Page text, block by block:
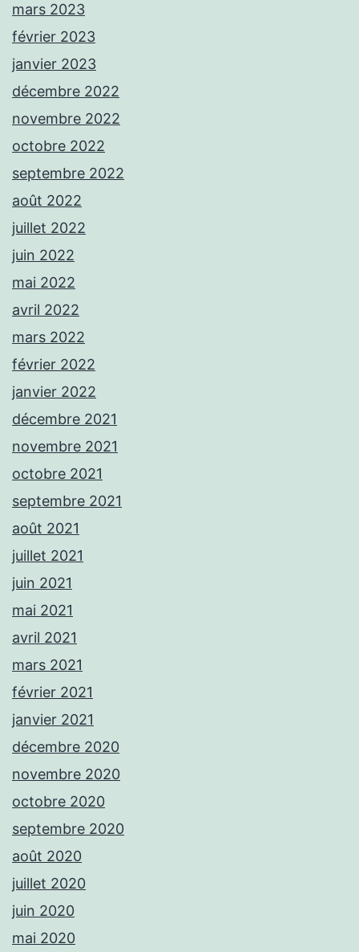
mars 2023
février 2023
janvier 2023
décembre 2022
novembre 2022
octobre 2022
septembre 2022
août 2022
juillet 2022
juin 2022
mai 2022
avril 2022
mars 2022
février 2022
janvier 2022
décembre 2021
novembre 2021
octobre 2021
septembre 2021
août 2021
juillet 2021
juin 2021
mai 2021
avril 2021
mars 2021
février 2021
janvier 2021
décembre 2020
novembre 2020
octobre 2020
septembre 2020
août 2020
juillet 2020
juin 2020
mai 2020